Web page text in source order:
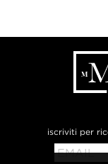
iscriviti per